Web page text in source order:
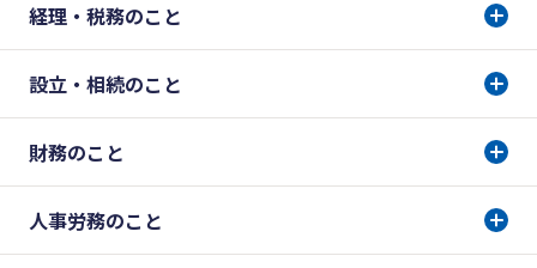
経理・税務のこと
設立・相続のこと
財務のこと
人事労務のこと